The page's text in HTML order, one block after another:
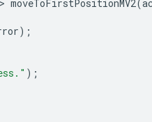
> moveToFirstPositionMV2(
);
);